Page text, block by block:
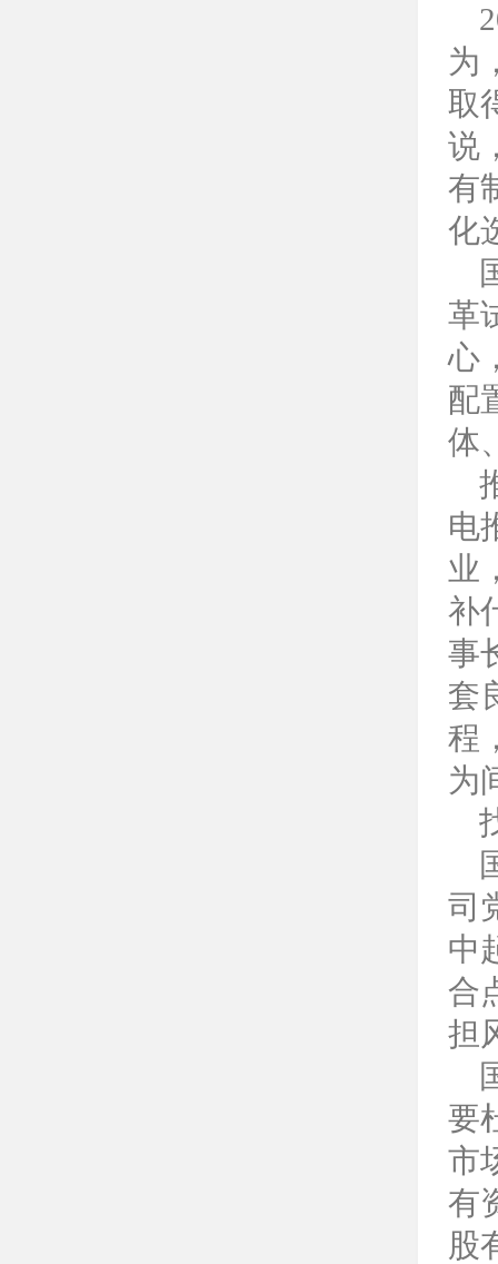
为
取
说
有
化
革
心
配
体
电
业
补
事
套
程
为
司
中
合
担
要
市
有
股